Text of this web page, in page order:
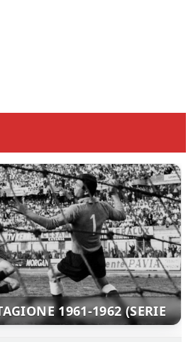
1961-1962 (SERIE